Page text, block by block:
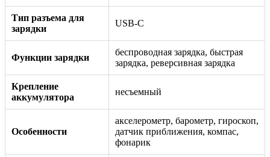
Тип разъема для
зарядки
USB-C
Функции зарядки
беспроводная зарядка, быстрая
зарядка, реверсивная зарядка
Крепление
аккумулятора
несъемный
Особенности
акселерометр, барометр, гироскоп,
датчик приближения, компас,
фонарик